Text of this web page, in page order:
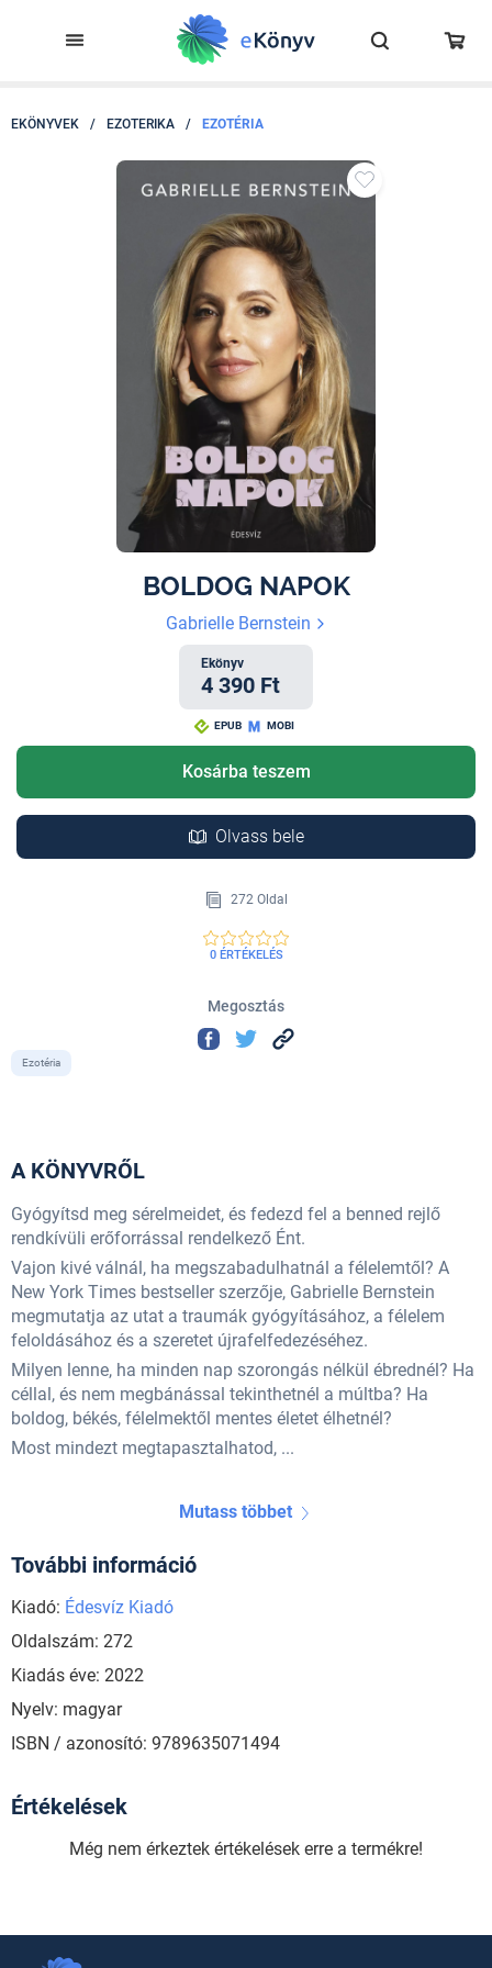
EKÖNYVEK / EZOTERIKA / EZOTÉRIA
BOLDOG NAPOK
Gabrielle Bernstein
Ekönyv
4 390 Ft
EPUB MOBI
Kosárba teszem
Olvass bele
272 Oldal
0 ÉRTÉKELÉS
Megosztás
Ezotéria
A KÖNYVRŐL
Gyógyítsd meg sérelmeidet, és fedezd fel a benned rejlő
rendkívüli erőforrással rendelkező Ént.
Vajon kivé válnál, ha megszabadulhatnál a félelemtől? A
New York Times bestseller szerzője, Gabrielle Bernstein
megmutatja az utat a traumák gyógyításához, a félelem
feloldásához és a szeretet újrafelfedezéséhez.
Milyen lenne, ha minden nap szorongás nélkül ébrednél? Ha
céllal, és nem megbánással tekinthetnél a múltba? Ha
boldog, békés, félelmektől mentes életet élhetnél?
Most mindezt megtapasztalhatod, ...
Mutass többet
További információ
Kiadó: Édesvíz Kiadó
Oldalszám: 272
Kiadás éve: 2022
Nyelv: magyar
ISBN / azonosító: 9789635071494
Értékelések
Még nem érkeztek értékelések erre a termékre!